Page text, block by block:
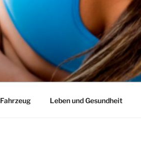
Fahrzeug Leben und Gesundheit